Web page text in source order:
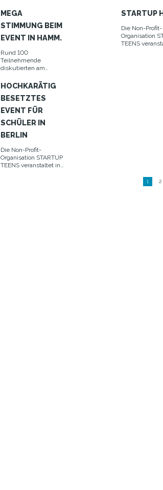
STARTUP TEENS in
gründet!" auf
von Experten.
MEGA
STIMMUNG BEIM
EVENT IN HAMM.
Rund 100
Teilnehmende
diskutierten am
Hochschule Hamm-
Unternehmern über
die Gründungskultur
in Deutschland.
STARTUP
Die Non-Profit-
Organisation
TEENS
HOCHKARÄTIG
BESETZTES
EVENT FÜR
SCHÜLER IN
BERLIN
Die Non-Profit-
Organisation STARTUP
TEENS veranstaltet in
1 2